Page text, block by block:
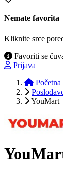
Nemate favorita
Kliknite srce
Favoriti se
Prijava
Početna
YouMart